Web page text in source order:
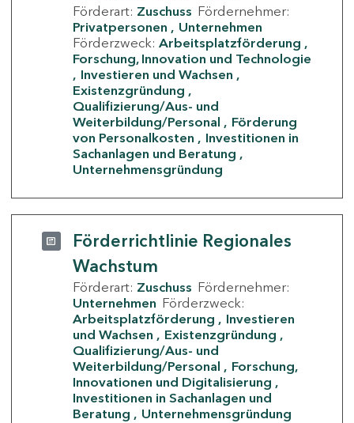
Förderart: Zuschuss Fördernehmer:
Privatpersonen
Unternehmen
Förderzweck: Arbeitsplatzförderung
Forschung, Innovation und Technologie
Investieren und Wachsen
Existenzgründung
Qualifizierung/Aus- und
Weiterbildung/Personal
Förderung
von Personalkosten
Investitionen in
Sachanlagen und Beratung
Unternehmensgründung
Förderrichtlinie Regionales
Wachstum
Förderart: Zuschuss Fördernehmer:
Unternehmen Förderzweck:
Arbeitsplatzförderung
Investieren
und Wachsen
Existenzgründung
Qualifizierung/Aus- und
Weiterbildung/Personal
Forschung,
Innovationen und Digitalisierung
Investitionen in Sachanlagen und
Beratung
Unternehmensgründung